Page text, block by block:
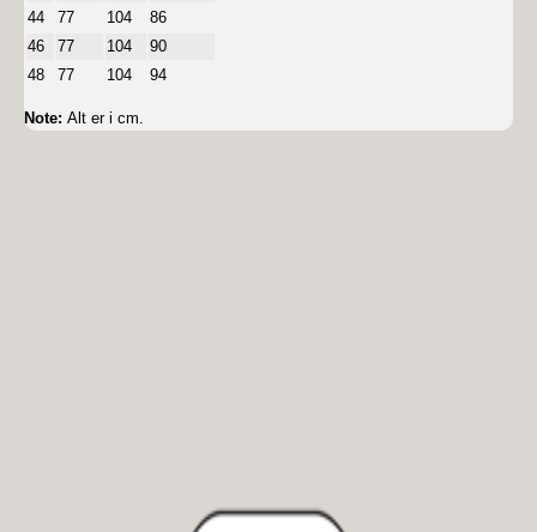
44
77 104
86
46
77 104
90
48
77 104 94
Note: Alt er i cm.